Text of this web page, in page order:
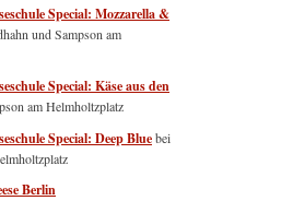
Special: Mozzarella &
und Sampson am
Special: Käse aus den
am Helmholtzplatz
Special: Deep Bluebei
Berlin